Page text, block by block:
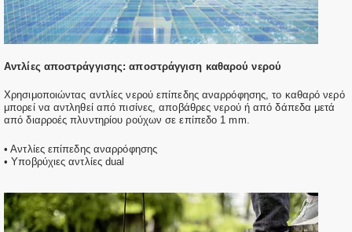
Αντλίες αποστράγγισης: αποστράγγιση καθαρού νερού
Χρησιμοποιώντας αντλίες νερού επίπεδης αναρρόφησης, το καθαρό νερό
μπορεί να αντληθεί από πισίνες, αποβάθρες νερού ή από δάπεδα μετά
από διαρροές πλυντηρίου ρούχων σε επίπεδο 1 mm.
• Αντλίες επίπεδης αναρρόφησης
• Υποβρύχιες αντλίες dual